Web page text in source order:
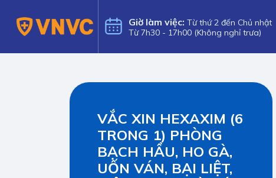
Giờ làm việc: Từ thứ 2 đến Chủ nhật
Từ 7h30 - 17h00 (Không nghỉ trưa)
VẮC XIN HEXAXIM (6
TRONG 1) PHÒNG
BẠCH HẦU, HO GÀ,
UỐN VÁN, BẠI LIỆT,